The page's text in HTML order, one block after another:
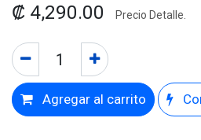
₡ 4,290.00 Precio Detalle.
Agregar al carrito